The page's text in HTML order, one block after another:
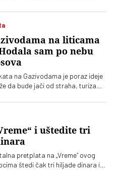
na liticama
sam po nebu
na Gazivodama je poraz ideje
da bude jači od straha, turizam
a ne zato što nemaju
drugi, poput mene, ovde mogu
sopstvene životne lekcije
i uštedite tri
pretplata na „Vreme“ ovog
štedi čak tri hiljade dinara i